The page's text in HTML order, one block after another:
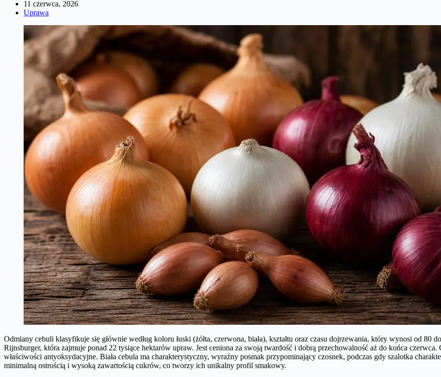
11 czerwca, 2026
Uprawa
Odmiany cebuli klasyfikuje się głównie według koloru łuski (żółta, czerwona, biała), kształtu oraz czasu dojrzewania, który wynosi od 80
Rijnsburger, która zajmuje ponad 22 tysiące hektarów upraw. Jest ceniona za swoją twardość i dobrą przechowalność aż do końca
właściwości antyoksydacyjne. Biała cebula ma charakterystyczny, wyraźny posmak przypominający czosnek, podczas gdy szalotka
minimalną ostrością i wysoką zawartością cukrów, co tworzy ich unikalny profil smakowy.